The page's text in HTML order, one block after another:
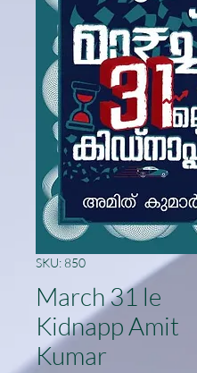
SKU: 850
March 31 le
Kidnapp Amit
Kumar